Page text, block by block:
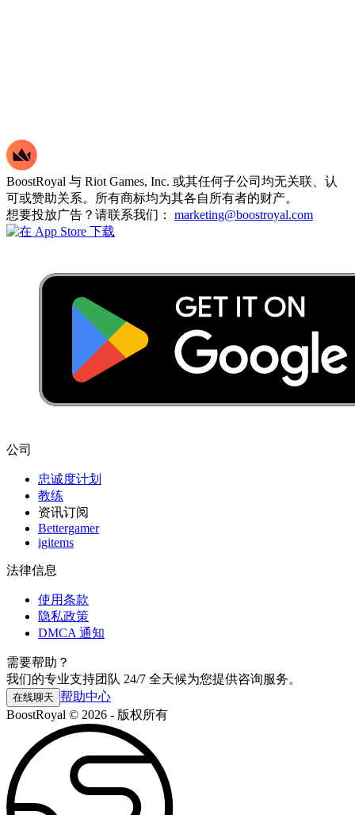
BoostRoyal 与 Riot Games, Inc. 或其任何子公司均无关联、认
可或赞助关系。所有商标均为其各自所有者的财产。
想要投放广告？请联系我们： marketing@boostroyal.com
公司
忠诚度计划
教练
资讯订阅
Bettergamer
igitems
法律信息
使用条款
隐私政策
DMCA 通知
需要帮助？
我们的专业支持团队 24/7 全天候为您提供咨询服务。
在线聊天 帮助中心
BoostRoyal © 2026 - 版权所有